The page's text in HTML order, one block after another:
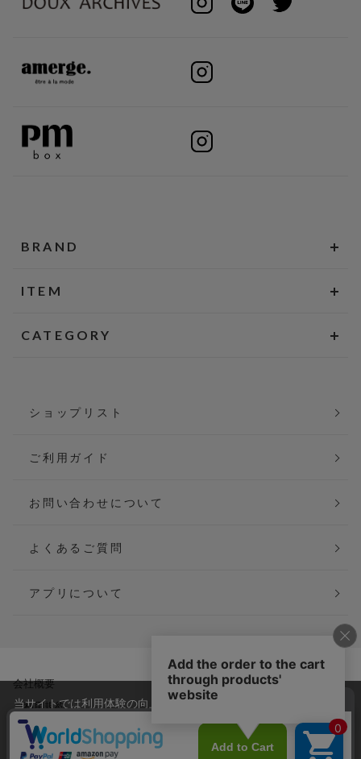
BRAND
ITEM
CATEGORY
ショップリスト
ご利用ガイド
お問い合わせについて
よくあるご質問
アプリについて
会社概要
特定商取引法に基づく表記
ご利用規約
Copyright(C) P&M co.,ltd All Rights Reserved.
当サイトでは利用体験の向上およびコンテンツの最適な提供、ト
ラフィックの分析を目的としてCookieを使用しています。
サイトの閲覧を継続された場合、Cookieの利用に同意したことも
のといたします。